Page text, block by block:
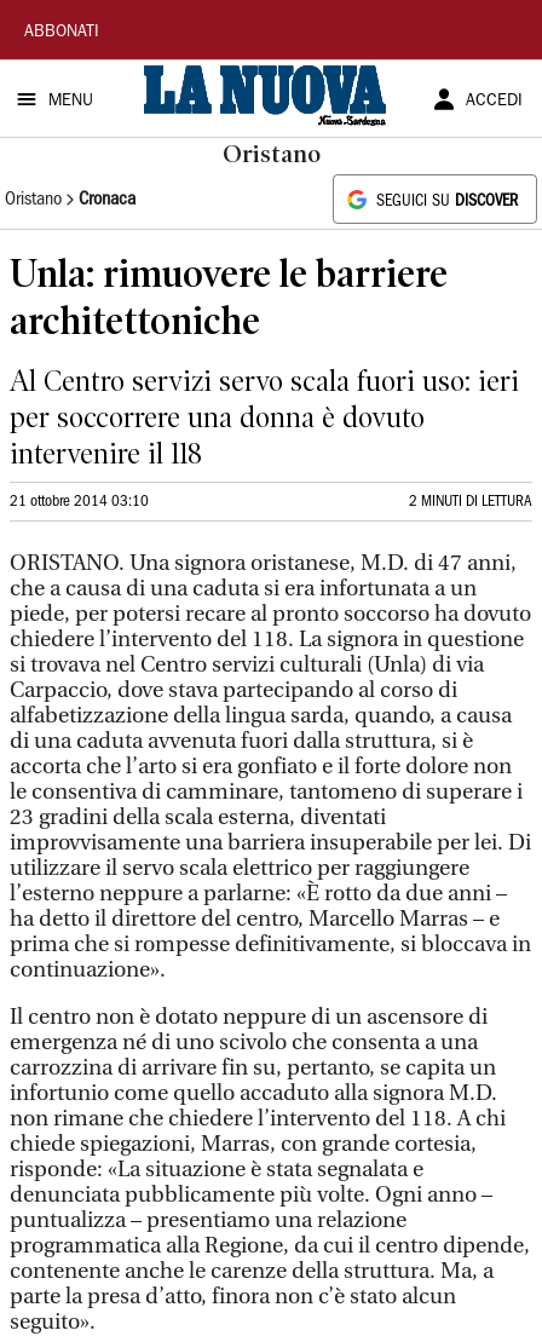
La
Nuova
Sardegna
ABBONATI
MENU ACCEDI
Oristano
Oristano Cronaca SEGUICI SU DISCOVER
Unla: rimuovere le barriere
architettoniche
Al Centro servizi servo scala fuori uso: ieri
per soccorrere una donna è dovuto
intervenire il 118
21 ottobre 2014 03:10 2 MINUTI DI LETTURA
ORISTANO. Una signora oristanese, M.D. di 47 anni,
che a causa di una caduta si era infortunata a un
piede, per potersi recare al pronto soccorso ha dovuto
chiedere l’intervento del 118. La signora in questione
si trovava nel Centro servizi culturali (Unla) di via
Carpaccio, dove stava partecipando al corso di
alfabetizzazione della lingua sarda, quando, a causa
di una caduta avvenuta fuori dalla struttura, si è
accorta che l’arto si era gonfiato e il forte dolore non
le consentiva di camminare, tantomeno di superare i
23 gradini della scala esterna, diventati
improvvisamente una barriera insuperabile per lei. Di
utilizzare il servo scala elettrico per raggiungere
l’esterno neppure a parlarne: «È rotto da due anni –
ha detto il direttore del centro, Marcello Marras – e
prima che si rompesse definitivamente, si bloccava in
continuazione».
Il centro non è dotato neppure di un ascensore di
emergenza né di uno scivolo che consenta a una
carrozzina di arrivare fin su, pertanto, se capita un
infortunio come quello accaduto alla signora M.D.
non rimane che chiedere l’intervento del 118. A chi
chiede spiegazioni, Marras, con grande cortesia,
risponde: «La situazione è stata segnalata e
denunciata pubblicamente più volte. Ogni anno –
puntualizza – presentiamo una relazione
programmatica alla Regione, da cui il centro dipende,
contenente anche le carenze della struttura. Ma, a
parte la presa d’atto, finora non c’è stato alcun
seguito».